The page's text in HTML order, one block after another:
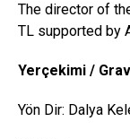
The director of
TL supported by
Yerçekimi /
Yön Dir: Dalya